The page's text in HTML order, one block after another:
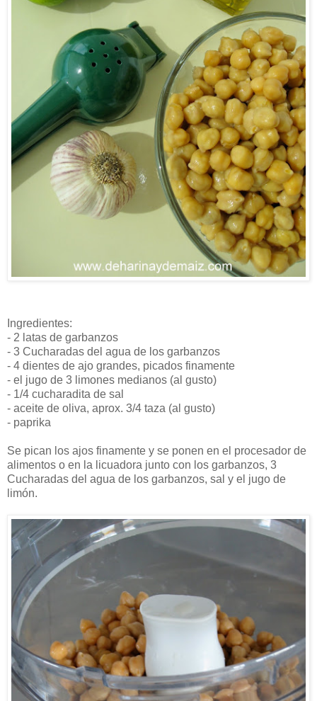
Ingredientes:
- 2 latas de garbanzos
- 3 Cucharadas del agua de los garbanzos
- 4 dientes de ajo grandes, picados finamente
- el jugo de 3 limones medianos (al gusto)
- 1/4 cucharadita de sal
- aceite de oliva, aprox. 3/4 taza (al gusto)
- paprika
Se pican los ajos finamente y se ponen en el procesador de
alimentos o en la licuadora junto con los garbanzos, 3
Cucharadas del agua de los garbanzos, sal y el jugo de
limón.